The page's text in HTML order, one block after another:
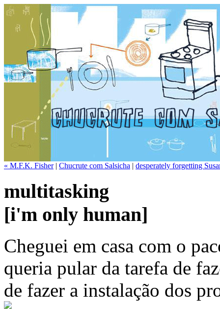
« M.F.K. Fisher| Chucrute com Salsicha | desperately forgetting
multitasking
[i'm only human]
Cheguei em casa com o
queria pular da tarefa de
de fazer a instalação dos